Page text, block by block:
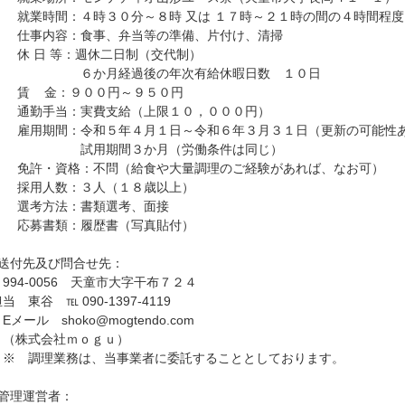
就業時間：４時３０分～８時 又は １７時～２１時の間の４時間程度
仕事内容：食事、弁当等の準備、片付け、清掃
休 日 等：週休二日制（交代制）
６か月経過後の年次有給休暇日数 １０日
賃 金：９００円～９５０円
通勤手当：実費支給（上限１０，０００円）
雇用期間：令和５年４月１日～令和６年３月３１日（更新の可能性
試用期間３か月（労働条件は同じ）
免許・資格：不問（給食や大量調理のご経験があれば、なお可）
採用人数：３人（１８歳以上）
選考方法：書類選考、面接
応募書類：履歴書（写真貼付）
付先及び問合せ先：
994-0056 天童市大字干布７２４
当 東谷 ℡ 090-1397-4119
ール shoko@mogtendo.com
株式会社ｍｏｇｕ）
理業務は、当事業者に委託することとしております。
理運営者：